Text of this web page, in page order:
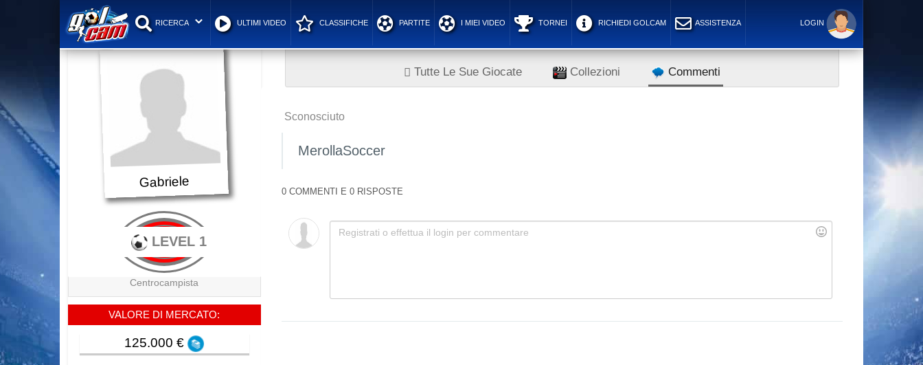
RICERCA ULTIMI VIDEO CLASSIFICHE PARTITE I MIEI VIDEO TORNEI RICHIEDI GOLCAM ASSISTENZA LOGIN
Gabriele
LEVEL 1
Centrocampista
VALORE DI MERCATO:
125.000 €
Tutte Le Sue Giocate Collezioni Commenti
Sconosciuto
MerollaSoccer
0 COMMENTI E 0 RISPOSTE